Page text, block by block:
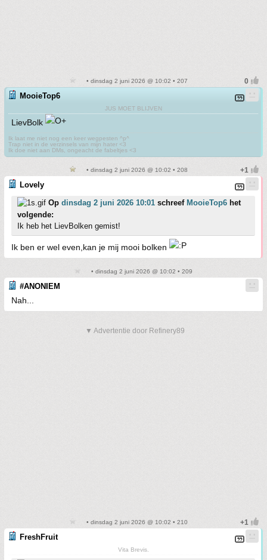
• dinsdag 2 juni 2026 @ 10:02 • 207
MooieTop6
JUS MOET BLIJVEN
LievBolk
Ik laat me niet nog een keer wegpesten ^p^
Trap niet in de verzinsels van mijn hater <3
Ik doe niet aan DMs, ongeacht de fabeltjes <3
• dinsdag 2 juni 2026 @ 10:02 • 208
Lovely
Op dinsdag 2 juni 2026 10:01 schreef MooieTop6 het
volgende:
Ik heb het LievBolken gemist!
Ik ben er wel even,kan je mij mooi bolken
• dinsdag 2 juni 2026 @ 10:02 • 209
#ANONIEM
Nah...
▼ Advertentie door Refinery89
• dinsdag 2 juni 2026 @ 10:02 • 210
FreshFruit
Vita Brevis.